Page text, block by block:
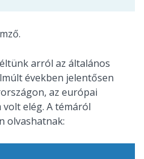
arról az általános
években jelentősen
az európai
elég. A témáról
olvashatnak: